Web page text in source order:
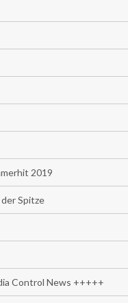
2019
Spitze
Control News +++++